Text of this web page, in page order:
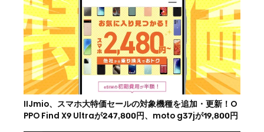
IIJmio、スマホ大特価セールの対象機種を追加・更新！O
PPO Find X9 Ultraが247,800円、moto g37jが19,800円